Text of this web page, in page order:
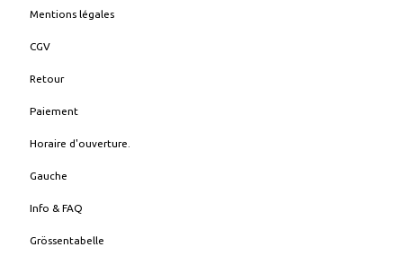
Mentions légales
CGV
Retour
Paiement
Horaire d'ouverture.
Gauche
Info & FAQ
Grössentabelle